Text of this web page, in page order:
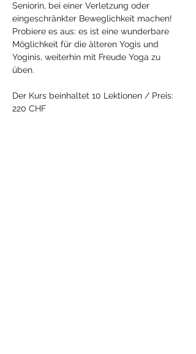
Seniorin, bei einer Verletzung oder
eingeschränkter Beweglichkeit machen!
Probiere es aus: es ist eine wunderbare
Möglichkeit für die älteren Yogis und
Yoginis, weiterhin mit Freude Yoga zu
üben.
Der Kurs beinhaltet 10 Lektionen / Preis:
220 CHF